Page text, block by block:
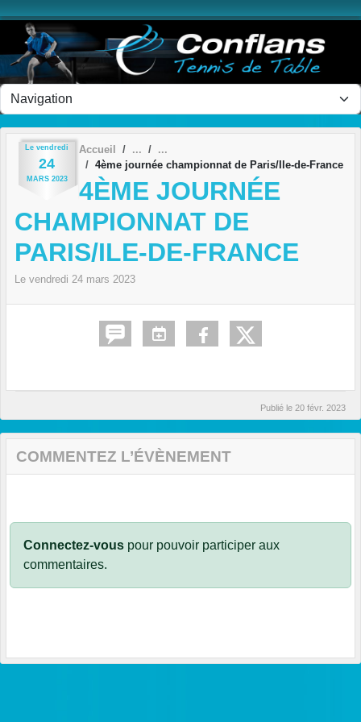
Le vendredi
24
MARS 2023
Accueil
4ème journée championnat de Paris/Ile-de-France
4ÈME JOURNÉE
CHAMPIONNAT DE
PARIS/ILE-DE-FRANCE
Le vendredi 24 mars 2023
Publié le 20 févr. 2023
COMMENTEZ L’ÉVÈNEMENT
Connectez-vous pour pouvoir participer aux
commentaires.